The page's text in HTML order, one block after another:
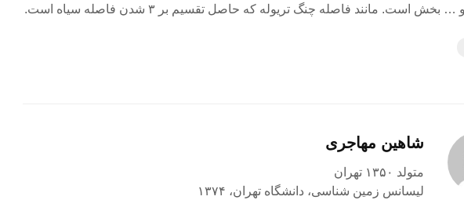
شاهین مهاجری
متولد ۱۳۵۰ تهران
لیسانس زمین شناسی، دانشگاه تهران، ۱۳۷۴